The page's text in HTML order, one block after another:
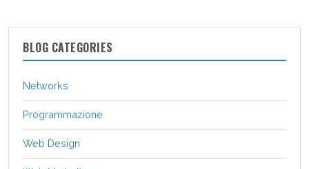
BLOG CATEGORIES
Networks
Programmazione
Web Design